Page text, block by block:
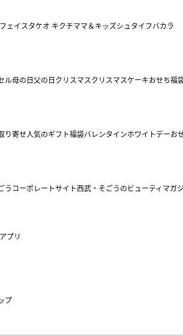
ェイスタケオ キクチママ＆キッズシュタイフバカラ
ル母の日父の日クリスマスクリスマスケーキおせち福
り寄せ人気のギフト福袋バレンタインホワイトデーお
うコーポレートサイト西武・そごうのビューティマガ
プリ
プ